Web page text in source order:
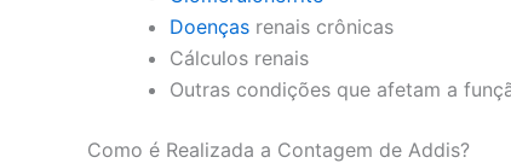
Doenças renais crônicas
Cálculos renais
Outras condições que afetam a
Como é Realizada a Contagem de Addis?